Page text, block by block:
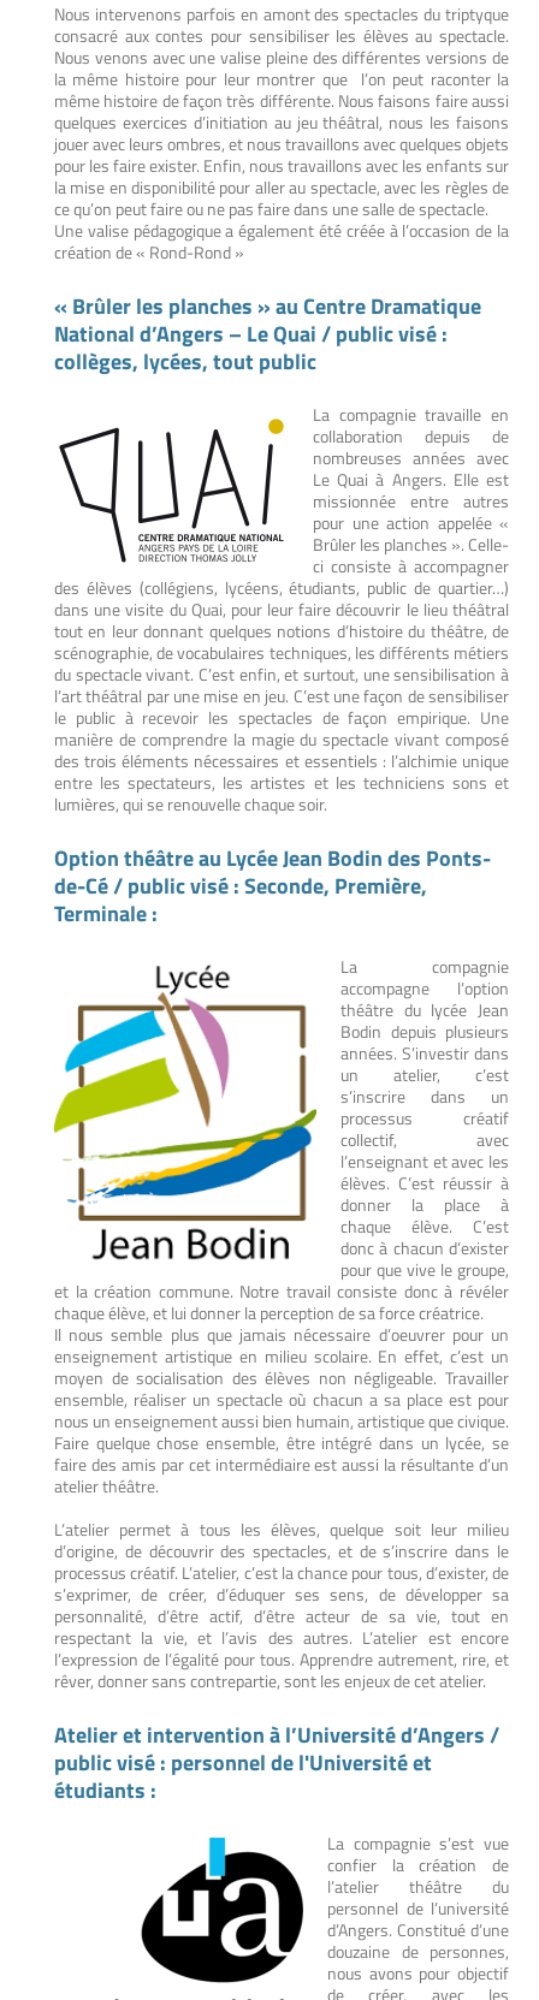
Nous intervenons parfois en amont des spectacles du triptyque
consacré aux contes pour sensibiliser les élèves au spectacle.
Nous venons avec une valise pleine des différentes versions de
la même histoire pour leur montrer que l’on peut raconter la
même histoire de façon très différente. Nous faisons faire aussi
quelques exercices d’initiation au jeu théâtral, nous les faisons
jouer avec leurs ombres, et nous travaillons avec quelques objets
pour les faire exister. Enfin, nous travaillons avec les enfants sur
la mise en disponibilité pour aller au spectacle, avec les règles de
ce qu’on peut faire ou ne pas faire dans une salle de spectacle.
Une valise pédagogique a également été créée à l’occasion de la
création de « Rond-Rond »
« Brûler les planches » au Centre Dramatique
National d’Angers – Le Quai / public visé :
collèges, lycées, tout public
La compagnie travaille en
collaboration depuis de
nombreuses années avec
Le Quai à Angers. Elle est
missionnée entre autres
pour une action appelée «
Brûler les planches ». Celle-
ci consiste à accompagner
des élèves (collégiens, lycéens, étudiants, public de quartier…)
dans une visite du Quai, pour leur faire découvrir le lieu théâtral
tout en leur donnant quelques notions d’histoire du théâtre, de
scénographie, de vocabulaires techniques, les différents métiers
du spectacle vivant. C’est enfin, et surtout, une sensibilisation à
l’art théâtral par une mise en jeu. C’est une façon de sensibiliser
le public à recevoir les spectacles de façon empirique. Une
manière de comprendre la magie du spectacle vivant composé
des trois éléments nécessaires et essentiels : l’alchimie unique
entre les spectateurs, les artistes et les techniciens sons et
lumières, qui se renouvelle chaque soir.
Option théâtre au Lycée Jean Bodin des Ponts-
de-Cé / public visé : Seconde, Première,
Terminale :
La compagnie
accompagne l’option
théâtre du lycée Jean
Bodin depuis plusieurs
années. S’investir dans
un atelier, c’est
s’inscrire dans un
processus créatif
collectif, avec
l’enseignant et avec les
élèves. C’est réussir à
donner la place à
chaque élève. C’est
donc à chacun d’exister
pour que vive le groupe,
et la création commune. Notre travail consiste donc à révéler
chaque élève, et lui donner la perception de sa force créatrice.
Il nous semble plus que jamais nécessaire d’oeuvrer pour un
enseignement artistique en milieu scolaire. En effet, c’est un
moyen de socialisation des élèves non négligeable. Travailler
ensemble, réaliser un spectacle où chacun a sa place est pour
nous un enseignement aussi bien humain, artistique que civique.
Faire quelque chose ensemble, être intégré dans un lycée, se
faire des amis par cet intermédiaire est aussi la résultante d’un
atelier théâtre.
L’atelier permet à tous les élèves, quelque soit leur milieu
d’origine, de découvrir des spectacles, et de s’inscrire dans le
processus créatif. L’atelier, c’est la chance pour tous, d’exister, de
s’exprimer, de créer, d’éduquer ses sens, de développer sa
personnalité, d’être actif, d’être acteur de sa vie, tout en
respectant la vie, et l’avis des autres. L’atelier est encore
l’expression de l’égalité pour tous. Apprendre autrement, rire, et
rêver, donner sans contrepartie, sont les enjeux de cet atelier.
Atelier et intervention à l’Université d’Angers /
public visé : personnel de l'Université et
étudiants :
La compagnie s’est vue
confier la création de
l’atelier théâtre du
personnel de l’université
d’Angers. Constitué d’une
douzaine de personnes,
nous avons pour objectif